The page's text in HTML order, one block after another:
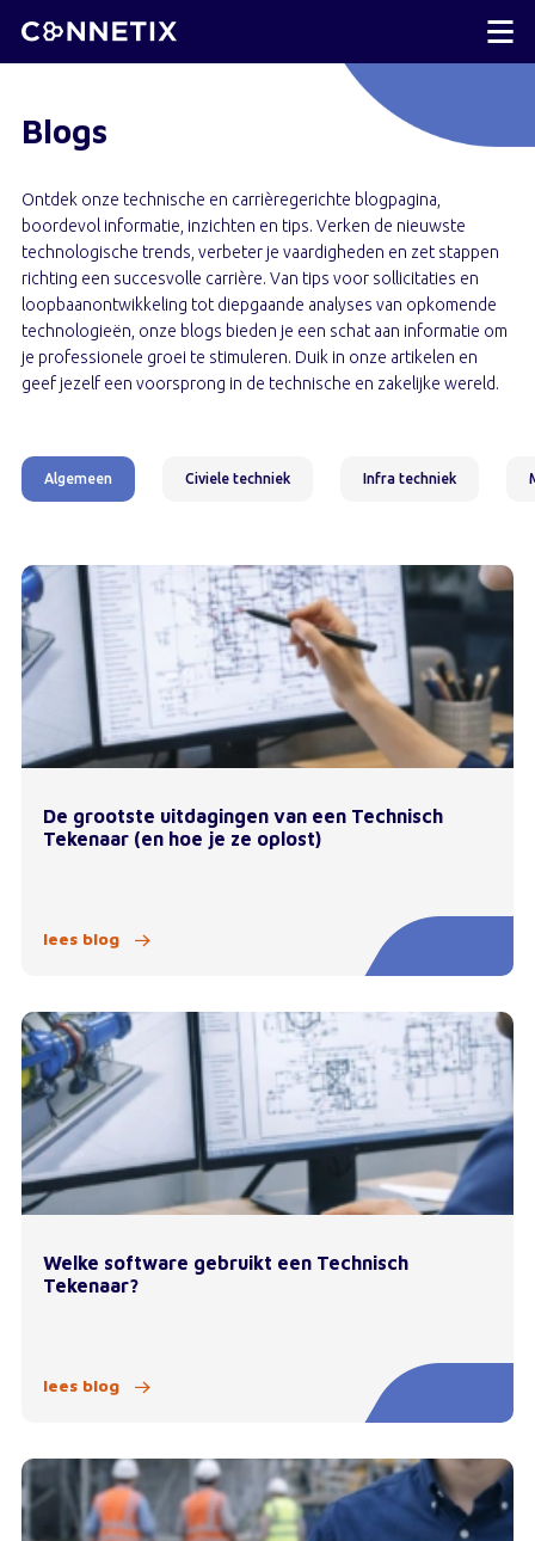
Blogs
Ontdek onze technische en carrièregerichte blogpagina,
boordevol informatie, inzichten en tips. Verken de nieuwste
technologische trends, verbeter je vaardigheden en zet stappen
richting een succesvolle carrière. Van tips voor sollicitaties en
loopbaanontwikkeling tot diepgaande analyses van opkomende
technologieën, onze blogs bieden je een schat aan informatie om
je professionele groei te stimuleren. Duik in onze artikelen en
geef jezelf een voorsprong in de technische en zakelijke wereld.
Algemeen Civiele techniek Infra techniek
De grootste uitdagingen van een Technisch
Tekenaar (en hoe je ze oplost)
lees blog
Welke software gebruikt een Technisch
Tekenaar?
lees blog